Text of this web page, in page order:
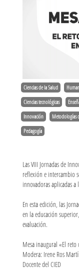
Ciencias de la Salud
Ciencias tecnológicas
Innovación Metodologías
Pedagogía
Las VIII Jornadas de
reflexión e intercambio
innovadoras aplicadas a
En esta edición, las
en la educación
evaluación.
Mesa inaugural «El reto
Modera: Irene Ros
Docente del CIED